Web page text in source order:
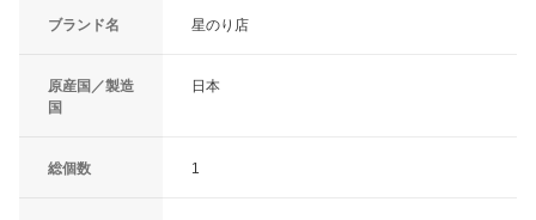
ブランド名 星のり店
原産国／製造
国
日本
総個数 1